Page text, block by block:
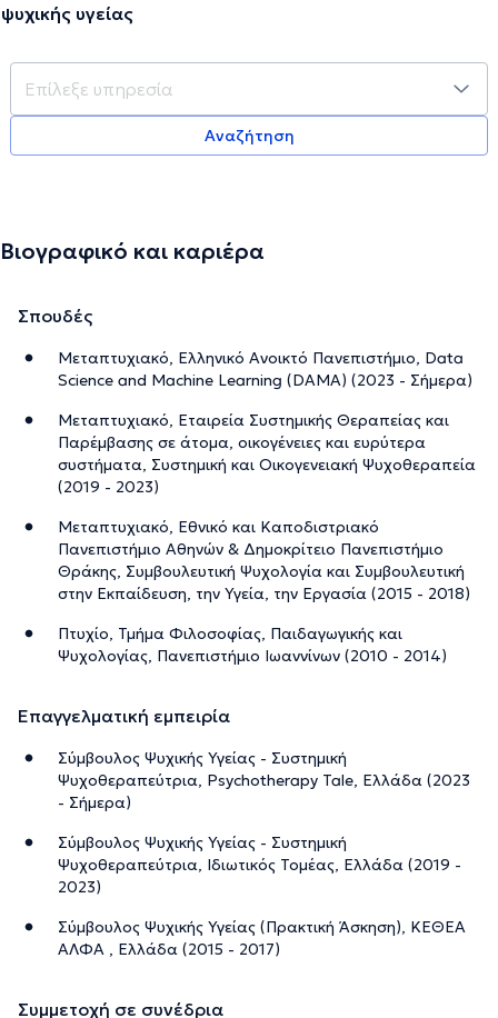
ψυχικής υγείας
Αναζήτηση
Βιογραφικό και καριέρα
Σπουδές
Μεταπτυχιακό, Ελληνικό Ανοικτό Πανεπιστήμιο, Data
Science and Machine Learning (DAMA) (2023 - Σήμερα)
Μεταπτυχιακό, Εταιρεία Συστημικής Θεραπείας και
Παρέμβασης σε άτομα, οικογένειες και ευρύτερα
συστήματα, Συστημική και Οικογενειακή Ψυχοθεραπεία
(2019 - 2023)
Μεταπτυχιακό, Εθνικό και Καποδιστριακό
Πανεπιστήμιο Αθηνών & Δημοκρίτειο Πανεπιστήμιο
Θράκης, Συμβουλευτική Ψυχολογία και Συμβουλευτική
στην Εκπαίδευση, την Υγεία, την Εργασία (2015 - 2018)
Πτυχίο, Τμήμα Φιλοσοφίας, Παιδαγωγικής και
Ψυχολογίας, Πανεπιστήμιο Ιωαννίνων (2010 - 2014)
Επαγγελματική εμπειρία
Σύμβουλος Ψυχικής Υγείας - Συστημική
Ψυχοθεραπεύτρια, Psychotherapy Tale, Ελλάδα (2023
- Σήμερα)
Σύμβουλος Ψυχικής Υγείας - Συστημική
Ψυχοθεραπεύτρια, Ιδιωτικός Τομέας, Ελλάδα (2019 -
2023)
Σύμβουλος Ψυχικής Υγείας (Πρακτική Άσκηση), ΚΕΘΕΑ
ΑΛΦΑ , Ελλάδα (2015 - 2017)
Συμμετοχή σε συνέδρια